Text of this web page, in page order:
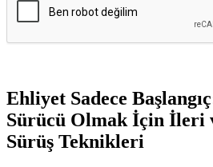
Ehliyet Sadece
Sürücü Olmak İçin İleri
Sürüş Teknikleri